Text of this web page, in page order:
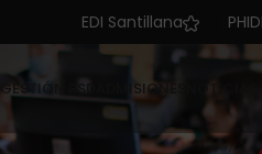
EDI Santillana
GESTIÓN RSD ADMISIONES